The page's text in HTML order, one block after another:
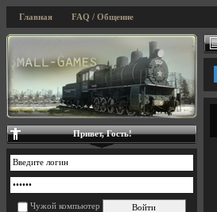
Главная FAQ / Общение
Привет, Гость!
Чужой компьютер